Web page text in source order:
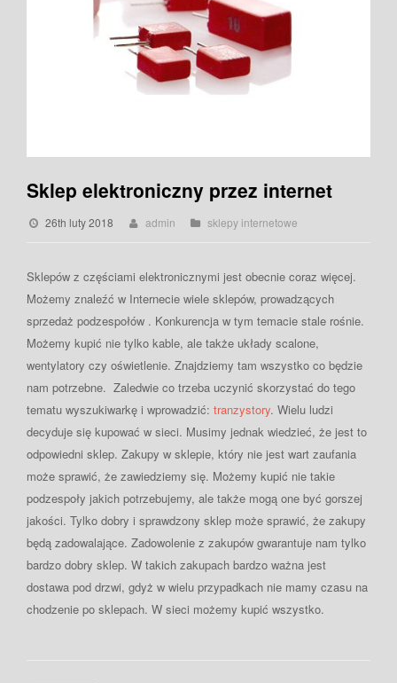
Sklep elektroniczny przez internet
26th luty 2018 admin sklepy internetowe
Sklepów z częściami elektronicznymi jest obecnie coraz więcej.
Możemy znaleźć w Internecie wiele sklepów, prowadzących
sprzedaż podzespołów . Konkurencja w tym temacie stale rośnie.
Możemy kupić nie tylko kable, ale także układy scalone,
wentylatory czy oświetlenie. Znajdziemy tam wszystko co będzie
nam potrzebne. Zaledwie co trzeba uczynić skorzystać do tego
tematu wyszukiwarkę i wprowadzić: tranzystory. Wielu ludzi
decyduje się kupować w sieci. Musimy jednak wiedzieć, że jest to
odpowiedni sklep. Zakupy w sklepie, który nie jest wart zaufania
może sprawić, że zawiedziemy się. Możemy kupić nie takie
podzespoły jakich potrzebujemy, ale także mogą one być gorszej
jakości. Tylko dobry i sprawdzony sklep może sprawić, że zakupy
będą zadowalające. Zadowolenie z zakupów gwarantuje nam tylko
bardzo dobry sklep. W takich zakupach bardzo ważna jest
dostawa pod drzwi, gdyż w wielu przypadkach nie mamy czasu na
chodzenie po sklepach. W sieci możemy kupić wszystko.